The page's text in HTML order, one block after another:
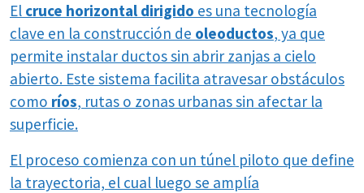
El cruce horizontal dirigido es una tecnología
clave en la construcción de oleoductos, ya que
permite instalar ductos sin abrir zanjas a cielo
abierto. Este sistema facilita atravesar obstáculos
como ríos, rutas o zonas urbanas sin afectar la
superficie.
El proceso comienza con un túnel piloto que define
la trayectoria, el cual luego se amplía